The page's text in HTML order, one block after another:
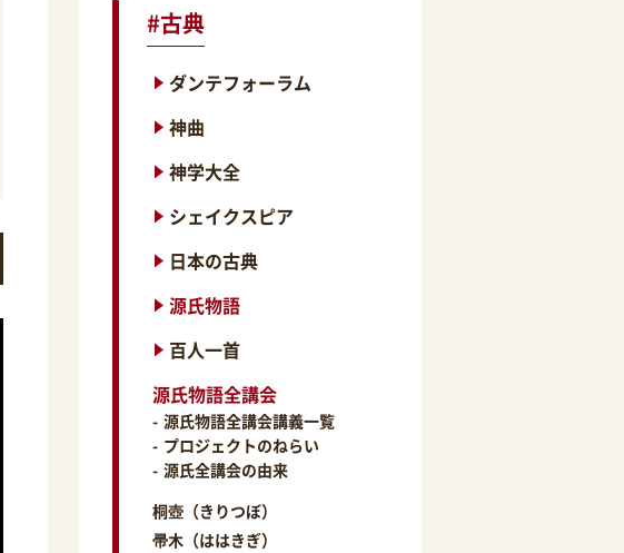
#古典
ダンテフォーラム
神曲
神学大全
シェイクスピア
日本の古典
源氏物語
百人一首
源氏物語全講会
源氏物語全講会講義一覧
プロジェクトのねらい
源氏全講会の由来
桐壺（きりつぼ）
帚木（ははきぎ）